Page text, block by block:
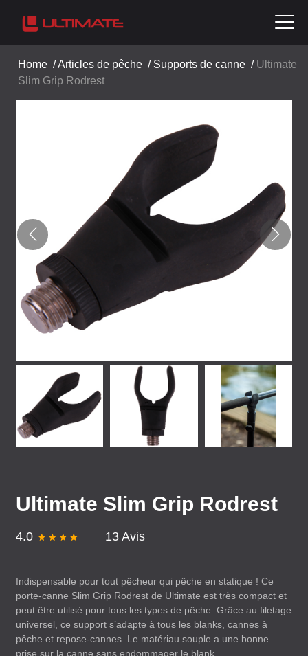
Home /Articles de pêche / Supports de canne / Ultimate
Slim Grip Rodrest
Ultimate Slim Grip Rodrest
4.0 13 Avis
Indispensable pour tout pêcheur qui pêche en statique ! Ce
porte-canne Slim Grip Rodrest de Ultimate est très compact et
peut être utilisé pour tous les types de pêche. Grâce au filetage
universel, ce support s’adapte à tous les blanks, cannes à
pêche et repose-cannes. Le matériau souple a une bonne
prise sur la canne sans endommager le blank.